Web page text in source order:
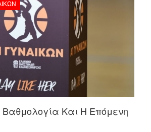
Και Η Επόμενη